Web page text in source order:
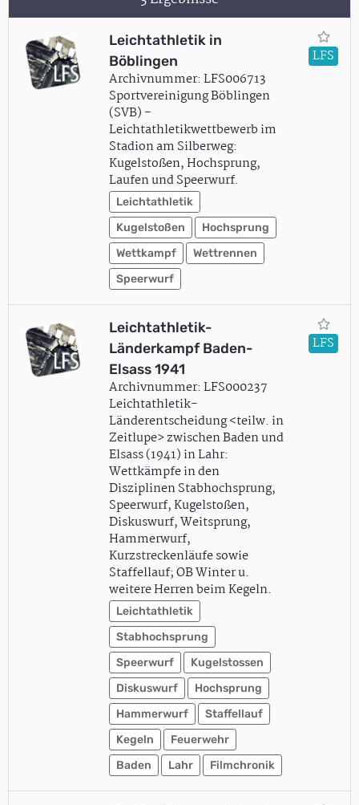
Leichtathletik in
Böblingen
Archivnummer: LFS006713
Sportvereinigung Böblingen
(SVB) -
Leichtathletikwettbewerb im
Stadion am Silberweg:
Kugelstoßen, Hochsprung,
Laufen und Speerwurf.
Leichtathletik
Kugelstoßen
Hochsprung
Wettkampf
Wettrennen
Speerwurf
LFS
Leichtathletik-
Länderkampf Baden-
Elsass 1941
Archivnummer: LFS000237
Leichtathletik-
Länderentscheidung <teilw. in
Zeitlupe> zwischen Baden und
Elsass (1941) in Lahr:
Wettkämpfe in den
Disziplinen Stabhochsprung,
Speerwurf, Kugelstoßen,
Diskuswurf, Weitsprung,
Hammerwurf,
Kurzstreckenläufe sowie
Staffellauf; OB Winter u.
weitere Herren beim Kegeln.
Leichtathletik
Stabhochsprung
Speerwurf
Kugelstossen
Diskuswurf
Hochsprung
Hammerwurf
Staffellauf
Kegeln
Feuerwehr
Baden
Lahr Filmchronik
LFS